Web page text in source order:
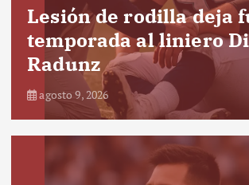
Lesión de rodilla deja
temporada al liniero
Radunz
agosto 9, 2026